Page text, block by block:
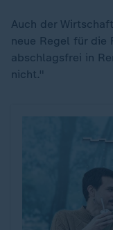
Auch der
neue Regel für die
abschlagsfrei in
nicht."